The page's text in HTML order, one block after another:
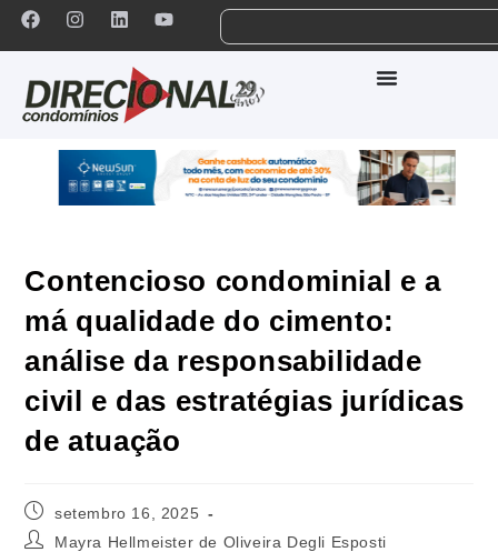
Contencioso condominial e a
má qualidade do cimento:
análise da responsabilidade
civil e das estratégias jurídicas
de atuação
setembro 16, 2025
Mayra Hellmeister de Oliveira Degli Esposti